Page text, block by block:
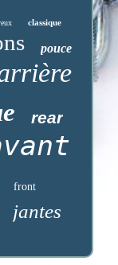
classique
pouce
rear
front
jantes